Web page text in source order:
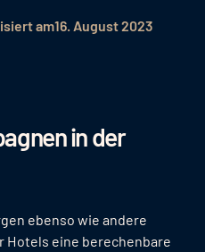
am16. August 2023
in der
ebenso wie andere
eine berechenbare